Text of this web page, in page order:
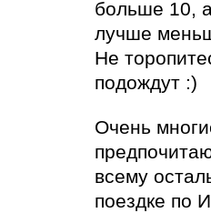
больше 10,
лучше
Не
подождут :)
Очень
всему
поездке по